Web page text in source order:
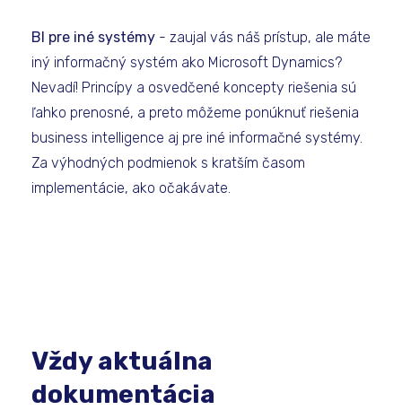
BI pre iné systémy - zaujal vás náš prístup, ale máte
iný informačný systém ako Microsoft Dynamics?
Nevadí! Princípy a osvedčené koncepty riešenia sú
ľahko prenosné, a preto môžeme ponúknuť riešenia
business intelligence aj pre iné informačné systémy.
Za výhodných podmienok s kratším časom
implementácie, ako očakávate.
Vždy aktuálna
dokumentácia